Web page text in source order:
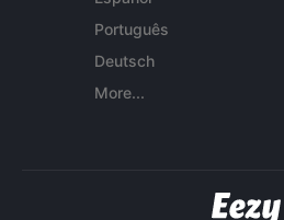
Português
Deutsch
More...